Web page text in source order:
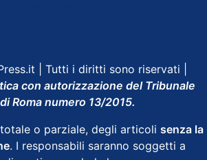
| Tutti i diritti sono riservati |
con autorizzazione del Tribunale
Roma numero 13/2015.
o parziale, degli articoli senza la
. I responsabili saranno soggetti a